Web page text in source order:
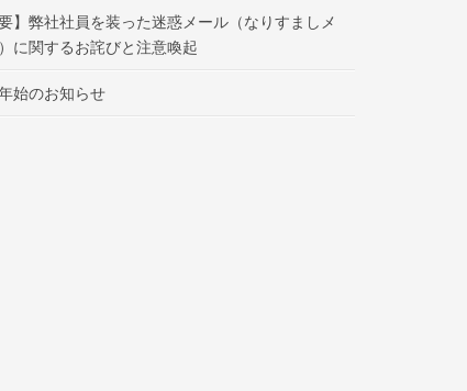
要】弊社社員を装った迷惑メール（なりすましメ
に関するお詫びと注意喚起
始のお知らせ